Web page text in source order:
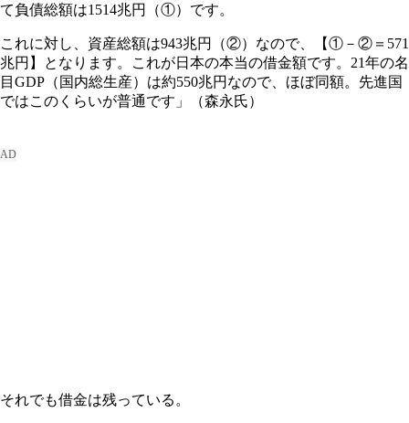
て負債総額は1514兆円（①）です。
これに対し、資産総額は943兆円（②）なので、【①－②＝571
兆円】となります。これが日本の本当の借金額です。21年の名
目GDP（国内総生産）は約550兆円なので、ほぼ同額。先進国
ではこのくらいが普通です」（森永氏）
それでも借金は残っている。